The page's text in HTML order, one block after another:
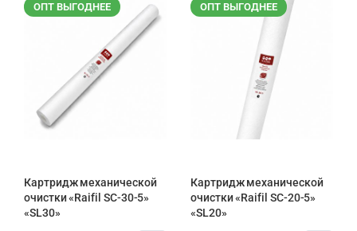
ОПТ ВЫГОДНЕЕ
Картридж механической
очистки «Raifil SC-30-5»
«SL30»
ОПТ ВЫГОДНЕЕ
Картридж механической
очистки «Raifil SC-20-5»
«SL20»